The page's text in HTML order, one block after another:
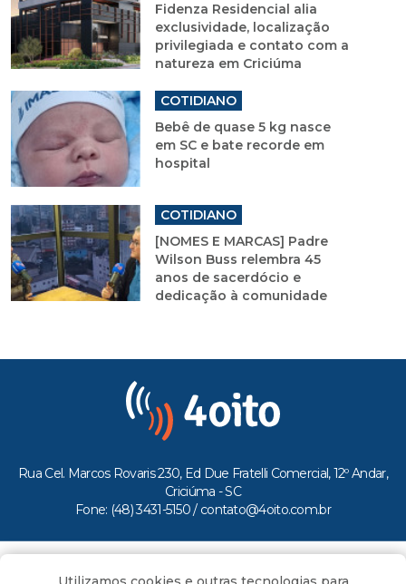
Fidenza Residencial alia
exclusividade, localização
privilegiada e contato com a
natureza em Criciúma
COTIDIANO
Bebê de quase 5 kg nasce
em SC e bate recorde em
hospital
COTIDIANO
[NOMES E MARCAS] Padre
Wilson Buss relembra 45
anos de sacerdócio e
dedicação à comunidade
Rua Cel. Marcos Rovaris 230, Ed Due Fratelli Comercial, 12º Andar,
Criciúma - SC
Fone: (48) 3431-5150 / contato@4oito.com.br